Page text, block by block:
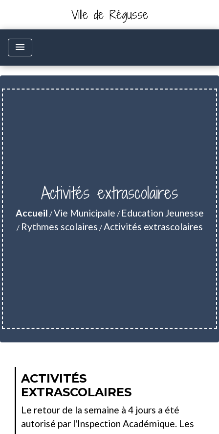
Ville de Régusse
menu
Activités extrascolaires
Accueil /Vie Municipale / Education Jeunesse
/ Rythmes scolaires /Activités extrascolaires
ACTIVITÉS
EXTRASCOLAIRES
Le retour de la semaine à 4 jours a été
autorisé par l'Inspection Académique. Les